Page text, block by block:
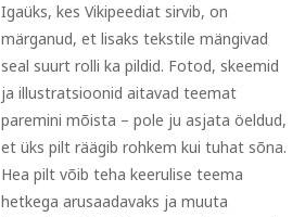
Igaüks, kes Vikipeediat sirvib, on
märganud, et lisaks tekstile mängivad
seal suurt rolli ka pildid. Fotod, skeemid
ja illustratsioonid aitavad teemat
paremini mõista – pole ju asjata öeldud,
et üks pilt räägib rohkem kui tuhat sõna.
Hea pilt võib teha keerulise teema
hetkega arusaadavaks ja muuta